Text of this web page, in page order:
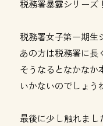
税務署暴露シリーズ
税務署女子第一期生
あの方は税務署に長
そうなるとなかなか
いかないのでしょう
最後に少し触れま